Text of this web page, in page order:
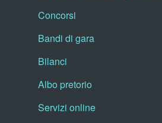
Concorsi
Bandi di gara
Bilanci
Albo pretorio
Servizi online